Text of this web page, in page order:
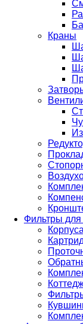
Краны
Фильтры для